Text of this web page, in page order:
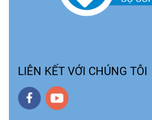
LIÊN KẾT VỚI CHÚNG TÔI